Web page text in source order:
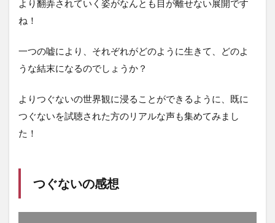
より翻弄されていく姿がなんとも目が離せない展開です
ね！
一つの嘘により、それぞれがどのように生きて、どのよ
うな結末になるのでしょうか？
よりつぐないの世界観に浸ることができるように、既に
つぐないを試聴された方のリアルな声も集めてみまし
た！
つぐないの感想